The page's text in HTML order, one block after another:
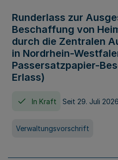
Runderlass zur
Beschaffung von
durch die Zentralen
in Nordrhein-
Passersatzpapier-
Erlass)
In Kraft Seit 29. Juli 2026
Verwaltungsvorschrift